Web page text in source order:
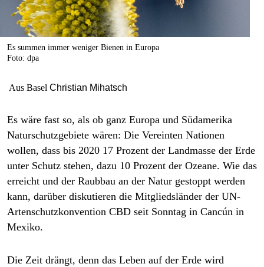
wahrheit
verlag
verlag
veranstaltungen
unterstützen
genossenschaft
epaper login
Es summen immer weniger Bienen in Europa
Foto: dpa
Aus Basel Christian Mihatsch
Es wäre fast so, als ob ganz Europa und Südamerika
Naturschutzgebiete wären: Die Vereinten Nationen
wollen, dass bis 2020 17 Prozent der Landmasse der Erde
unter Schutz stehen, dazu 10 Prozent der Ozeane. Wie das
erreicht und der Raubbau an der Natur gestoppt werden
kann, darüber diskutieren die Mitgliedsländer der UN-
Artenschutzkonvention CBD seit Sonntag in Cancún in
Mexiko.
Die Zeit drängt, denn das Leben auf der Erde wird